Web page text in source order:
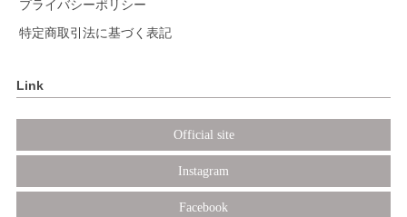
プライバシーポリシー
特定商取引法に基づく表記
Link
Official site
Instagram
Facebook